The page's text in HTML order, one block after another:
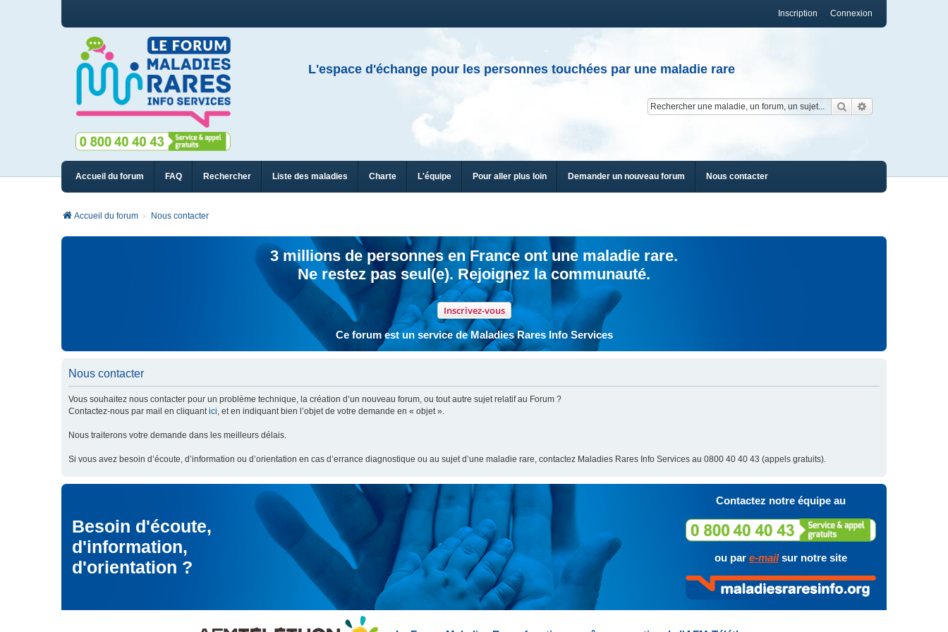
Connexion
Inscription
L'espace d'échange pour les personnes touchées par une maladie rare
Rechercher
Accueil du forum FAQ Rechercher Liste des maladies Charte L'équipe Pour aller plus loin Demander un nouveau forum Nous contacter
Accueil du forum Nous contacter
3 millions de personnes en France ont une maladie rare.
Ne restez pas seul(e). Rejoignez la communauté.
Inscrivez-vous
Ce forum est un service de Maladies Rares Info Services
Nous contacter
Vous souhaitez nous contacter pour un problème technique, la création d’un nouveau forum, ou tout autre sujet relatif au Forum ?
Contactez-nous par mail en cliquantici, et en indiquant bien l’objet de votre demande en « objet ».
Nous traiterons votre demande dans les meilleurs délais.
Si vous avez besoin d’écoute, d’information ou d’orientation en cas d’errance diagnostique ou au sujet d’une maladie rare, contactez Maladies Rares Info Services au 0800 40 40 43 (appels gratuits).
Besoin d'écoute,
d'information,
d'orientation ?
Contactez notre équipe au
ou par e-mailsur notre site